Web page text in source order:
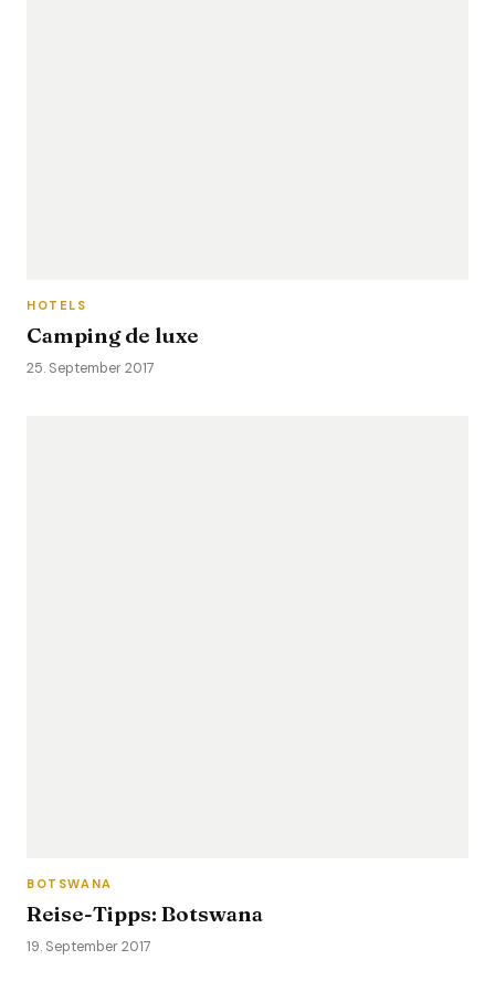
HOTELS
Camping de luxe
25. September 2017
BOTSWANA
Reise-Tipps: Botswana
19. September 2017